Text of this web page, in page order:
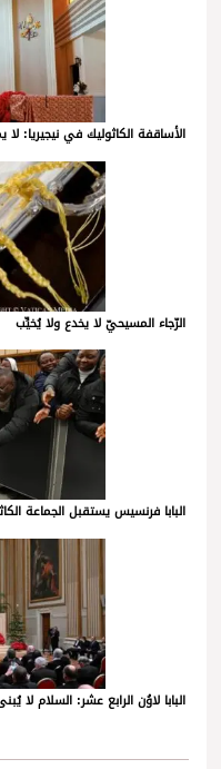
الأساقفة الكاثوليك في نيجيريا:
الرّجاء المسيحيّ لا يخدع ولا يُخيِّب
البابا فرنسيس يستقبل الجماعة
البابا لاوُن الرابع عشر: السلام لا